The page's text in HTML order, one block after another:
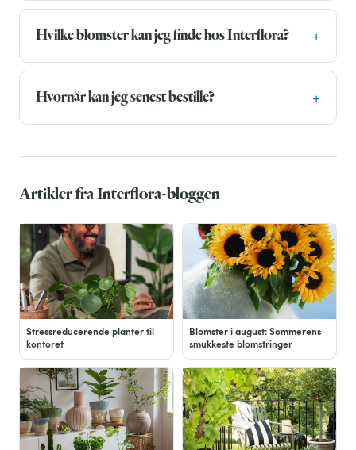
Hvilke blomster kan jeg finde hos Interflora?
Hvornår kan jeg senest bestille?
Artikler fra Interflora-bloggen
Stressreducerende planter til
kontoret
Blomster i august: Sommerens
smukkeste blomstringer